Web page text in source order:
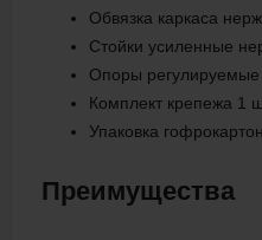
Обвязка каркаса
Стойки усиленные
Опоры регулируемые
Комплект крепежа 1
Упаковка
Преимущества